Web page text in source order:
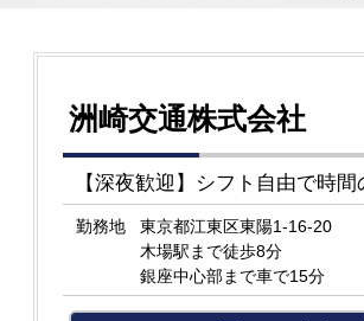
洲崎交通株式会社
【深夜歓迎】シフト自由で時
勤務地
東京都江東区東陽1-16-20
木場駅まで徒歩8分
銀座中心部まで車で15分